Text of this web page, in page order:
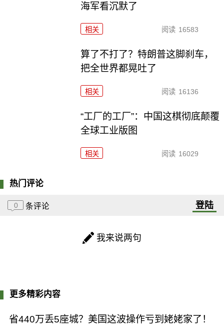
海军看沉默了
相关 阅读 16583
算了不打了？特朗普这脚刹车，
把全世界都晃吐了
相关 阅读 16136
“工厂的工厂”：中国这棋彻底颠覆
全球工业版图
相关 阅读 16029
热门评论
0 条评论 登陆
我来说两句
更多精彩内容
省440万丢5座城？美国这波操作亏到姥姥家了！